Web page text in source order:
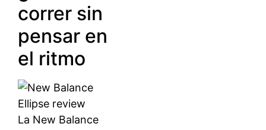
correr sin
pensar en
el ritmo
La New Balance